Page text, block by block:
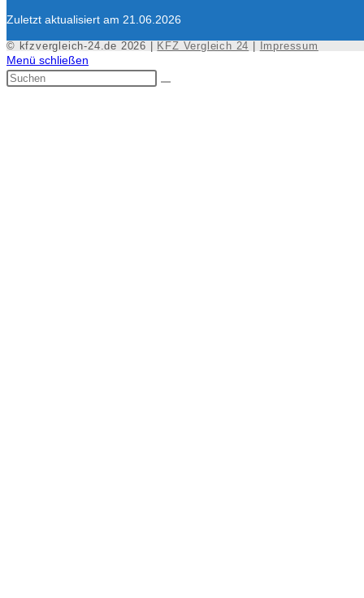
Zuletzt aktualisiert am 21.06.2026
© kfzvergleich-24.de 2026 | KFZ Vergleich 24 | Impressum
Menü schließen